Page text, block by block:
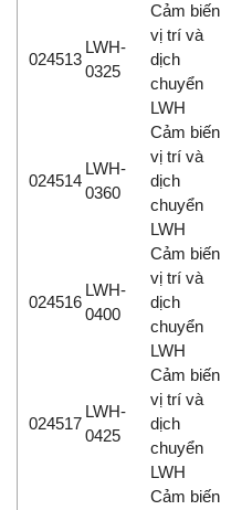
024513
LWH-
0325
Cảm biến
vị trí và
dịch
chuyển
LWH
024514
LWH-
0360
Cảm biến
vị trí và
dịch
chuyển
LWH
024516
LWH-
0400
Cảm biến
vị trí và
dịch
chuyển
LWH
024517
LWH-
0425
Cảm biến
vị trí và
dịch
chuyển
LWH
Cảm biến